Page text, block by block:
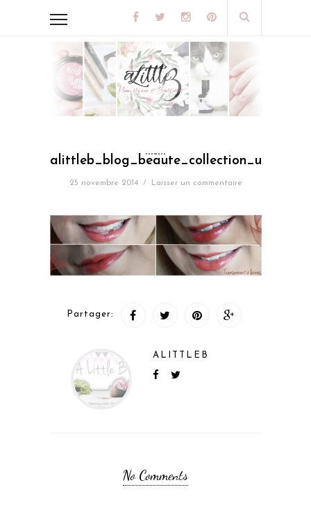
25 novembre 2014 / Laisser un commentaire
Partager:
ALITTLEB
No Comments